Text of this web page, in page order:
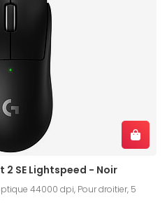
2 SE Lightspeed - Noir
44000 dpi, Pour droitier, 5